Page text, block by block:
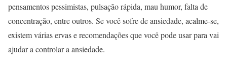
pensamentos pessimistas, pulsação rápida, mau humor, falta de
concentração, entre outros. Se você sofre de ansiedade, acalme-se,
existem várias ervas e recomendações que você pode usar para vai
ajudar a controlar a ansiedade.